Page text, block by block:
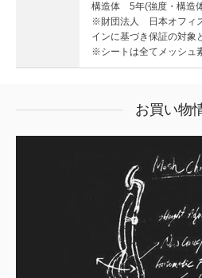
構造体 5年(強度・構造
※財団法人 日本オフィ
インに基づき保証の対象
※シートは全てメッシュ
お買い物